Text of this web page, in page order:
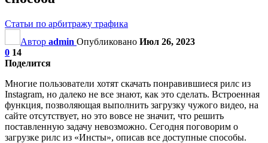
Статьи по арбитражу трафика
Автор admin Опубликовано Июл 26, 2023
0 14
Поделится
Многие пользователи хотят скачать понравившиеся рилс из
Instagram, но далеко не все знают, как это сделать. Встроенная
функция, позволяющая выполнить загрузку чужого видео, на
сайте отсутствует, но это вовсе не значит, что решить
поставленную задачу невозможно. Сегодня поговорим о
загрузке рилс из «Инсты», описав все доступные способы.